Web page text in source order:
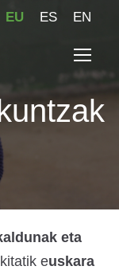
EU ES EN
eta
euskara